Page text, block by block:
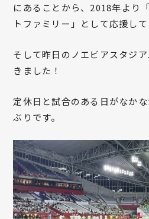
にあることから、2018年より
トファミリー」として応援して
そして昨日のノエビアスタジ
きました！
定休日と試合のある日がなか
ぶりです。